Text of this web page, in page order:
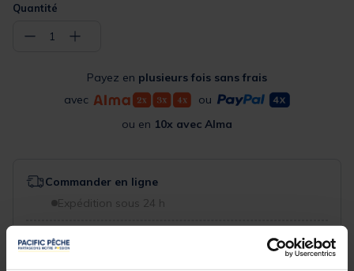
Quantité
− 1 +
Payez en plusieurs fois sans frais
avec
ou
ou en 10x avec Alma
Commander en ligne
Expédition sous 24 h
Sélectionner les détails du produit pour connaître leur
disponibilité en magasin